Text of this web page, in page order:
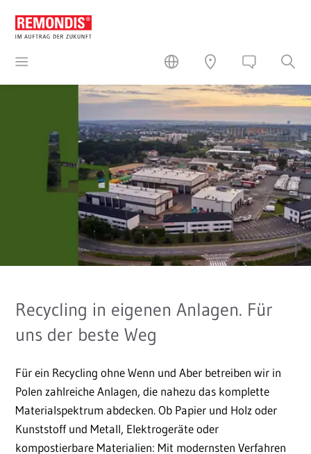
Recycling in eigenen Anlagen. Für
uns der beste Weg
Für ein Recycling ohne Wenn und Aber betreiben wir in
Polen zahlreiche Anlagen, die nahezu das komplette
Materialspektrum abdecken. Ob Papier und Holz oder
Kunststoff und Metall, Elektrogeräte oder
kompostierbare Materialien: Mit modernsten Verfahren